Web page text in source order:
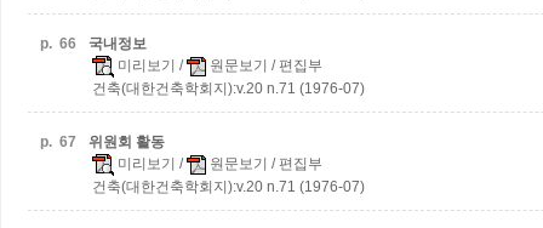
p. 66
국내정보
미리보기 / 원문보기 / 편집부
건축(대한건축학회지):v.20 n.71 (1976-07)
p. 67
위원회 활동
미리보기 / 원문보기 / 편집부
건축(대한건축학회지):v.20 n.71 (1976-07)